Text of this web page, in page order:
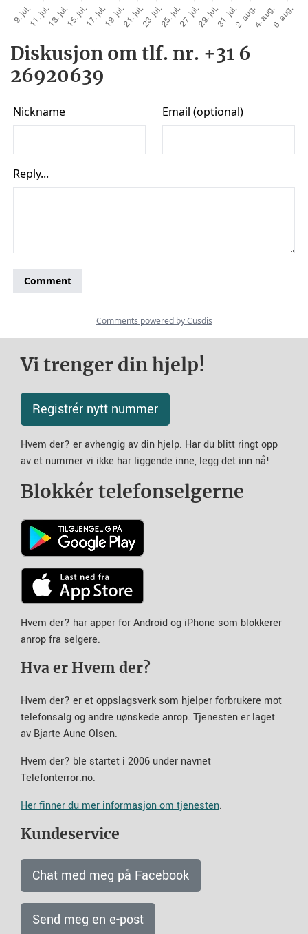
Diskusjon om tlf. nr. +31 6
26920639
Vi trenger din hjelp!
Registrér nytt nummer
Hvem der? er avhengig av din hjelp. Har du blitt ringt opp
av et nummer vi ikke har liggende inne, legg det inn nå!
Blokkér telefonselgerne
Hvem der? har apper for Android og iPhone som blokkerer
anrop fra selgere.
Hva er Hvem der?
Hvem der? er et oppslagsverk som hjelper forbrukere mot
telefonsalg og andre uønskede anrop. Tjenesten er laget
av Bjarte Aune Olsen.
Hvem der? ble startet i 2006 under navnet
Telefonterror.no.
Her finner du mer informasjon om tjenesten.
Kundeservice
Chat med meg på Facebook
Send meg en e-post